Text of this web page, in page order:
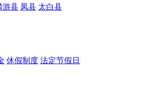
游县 凤县 太白县
休假制度 法定节假日